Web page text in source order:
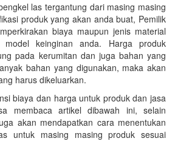
las tergantung dari masing masing
produk yang akan anda buat, Pemilik
biaya maupun jenis material
keinginan anda. Harga produk
pada kerumitan dan juga bahan yang
bahan yang digunakan, maka akan
harus dikeluarkan.
biaya dan harga untuk produk dan jasa
membaca artikel dibawah ini, selain
akan mendapatkan cara menentukan
untuk masing masing produk sesuai